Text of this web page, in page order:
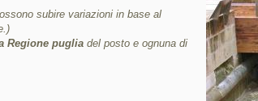
subire variazioni in base al
Regione puglia del posto e ognuna di